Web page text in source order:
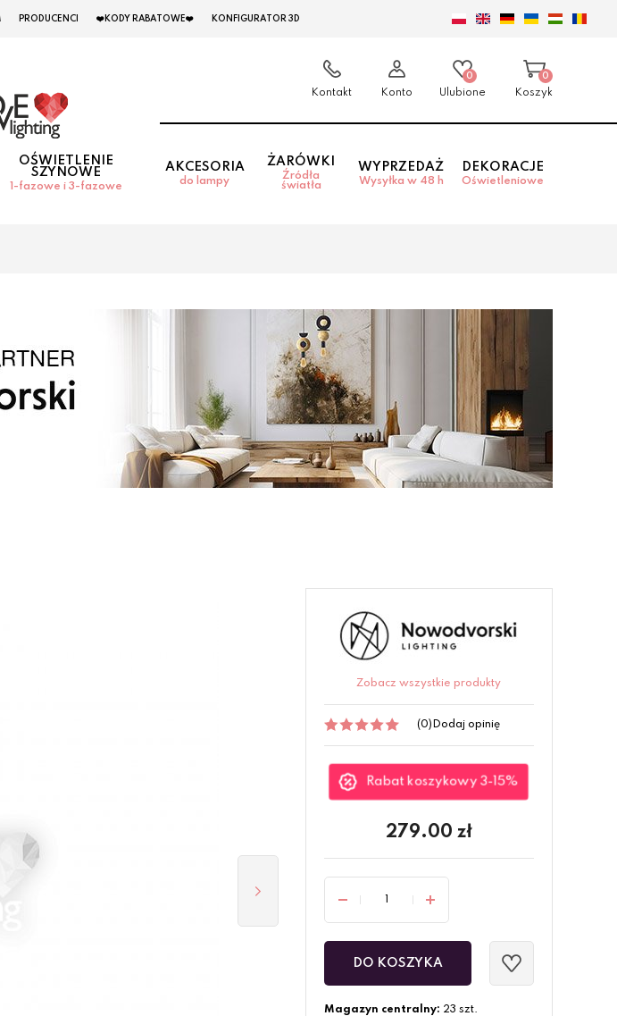
PRODUCENCI ❤️KODY RABATOWE❤️ KONFIGURATOR 3D
Kontakt Konto
0
Ulubione
0
Koszyk
OŚWIETLENIE
SZYNOWE
1-fazowe i 3-fazowe
AKCESORIA
do lampy
ŻARÓWKI
Źródła
światła
WYPRZEDAŻ
Wysyłka w 48 h
DEKORACJE
Oświetleniowe
Zobacz wszystkie produkty
(0) Dodaj opinię
Rabat koszykowy 3-15%
279.00 zł
DO KOSZYKA
Magazyn centralny: 23 szt.